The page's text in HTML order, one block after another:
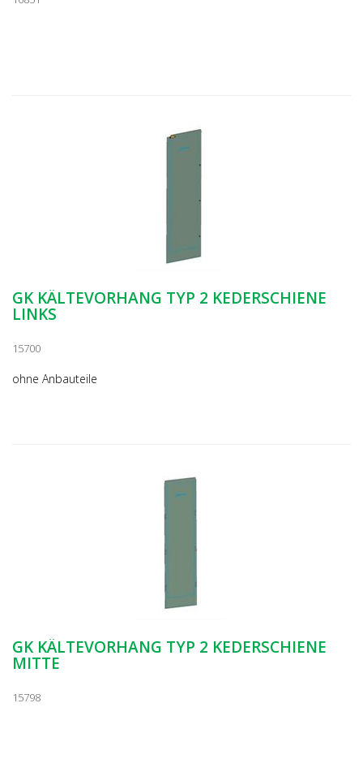
GK KÄLTEVORHANG TYP 2 KEDERSCHIENE
LINKS
15700
ohne Anbauteile
GK KÄLTEVORHANG TYP 2 KEDERSCHIENE
MITTE
15798